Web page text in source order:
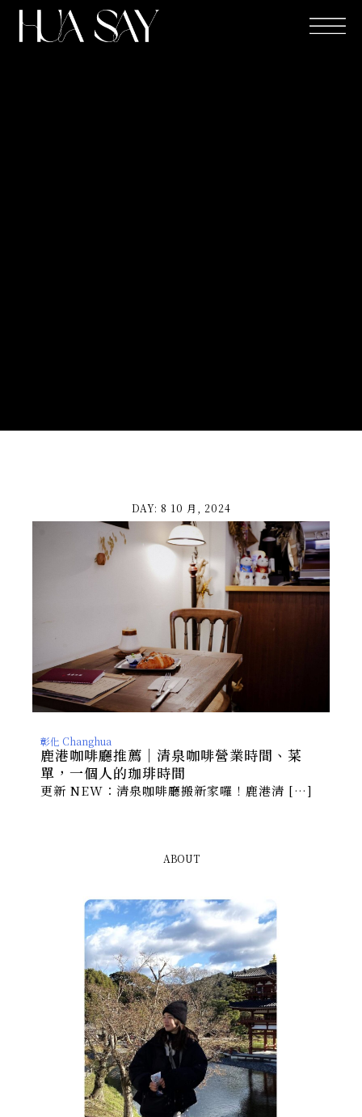
DAY: 8 10 月, 2024
彰化 Changhua
鹿港咖啡廳推薦｜清泉咖啡營業時間、菜
單，一個人的珈琲時間
更新 NEW：清泉咖啡廳搬新家囉！鹿港清 […]
ABOUT